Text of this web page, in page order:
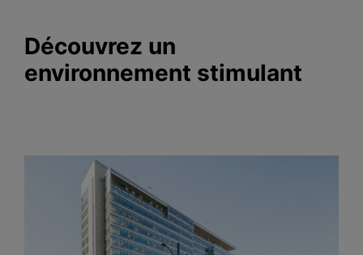
Découvrez un
environnement stimulant